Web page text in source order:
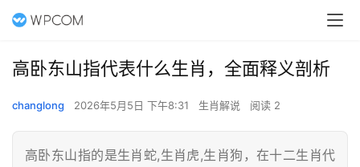
高卧东山指代表什么生肖，全面释义剖析
changlong 2026年5月5日 下午8:31 生肖解说 阅读 2
高卧东山指的是生肖蛇,生肖虎,生肖狗，在十二生肖代